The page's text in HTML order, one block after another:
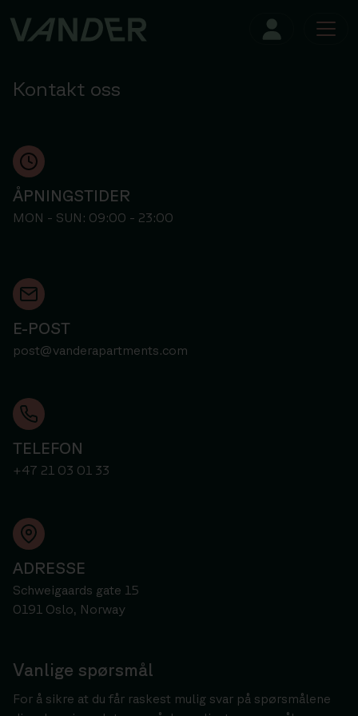
Kontakt oss
ÅPNINGSTIDER
MON - SUN: 09:00 - 23:00
E-POST
post@vanderapartments.com
TELEFON
+47 21 03 01 33
ADRESSE
Schweigaards gate 15
0191 Oslo, Norway
Vanlige spørsmål
For å sikre at du får raskest mulig svar på spørsmålene